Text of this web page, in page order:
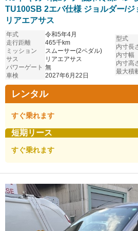
TU100SB 2エバ仕様 ジョルダー/ジ
リアエアサス
年式
令和5年4月
走行距離
465千km
ミッション
スムーサー(2ペダル)
サス
リアエアサス
パワーゲート 無
車検
2027年6月22日
型式
内寸長
内寸幅
内寸高
最大積
レンタル
すぐ乗れます
短期リース
すぐ乗れます